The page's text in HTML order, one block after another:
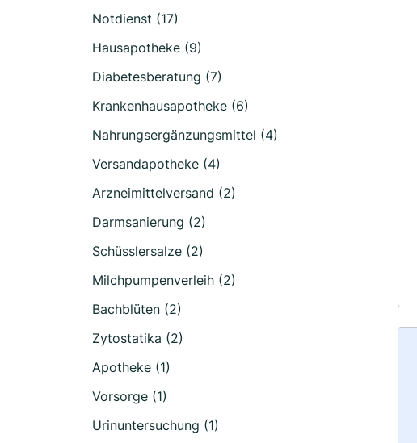
Notdienst (17)
Hausapotheke (9)
Diabetesberatung (7)
Krankenhausapotheke (6)
Nahrungsergänzungsmittel (4)
Versandapotheke (4)
Arzneimittelversand (2)
Darmsanierung (2)
Schüsslersalze (2)
Milchpumpenverleih (2)
Bachblüten (2)
Zytostatika (2)
Apotheke (1)
Vorsorge (1)
Urinuntersuchung (1)